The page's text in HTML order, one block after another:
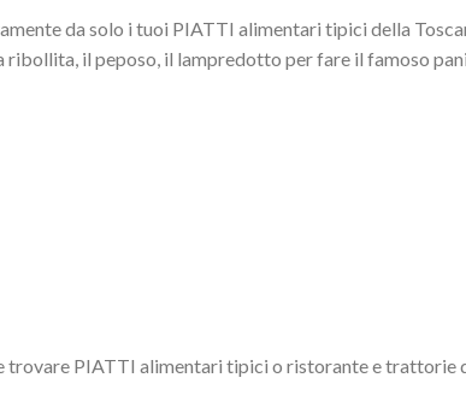
da solo i tuoi PIATTI alimentari tipici della
il peposo, il lampredotto per fare il famoso
trovare PIATTI alimentari tipici o ristorante e